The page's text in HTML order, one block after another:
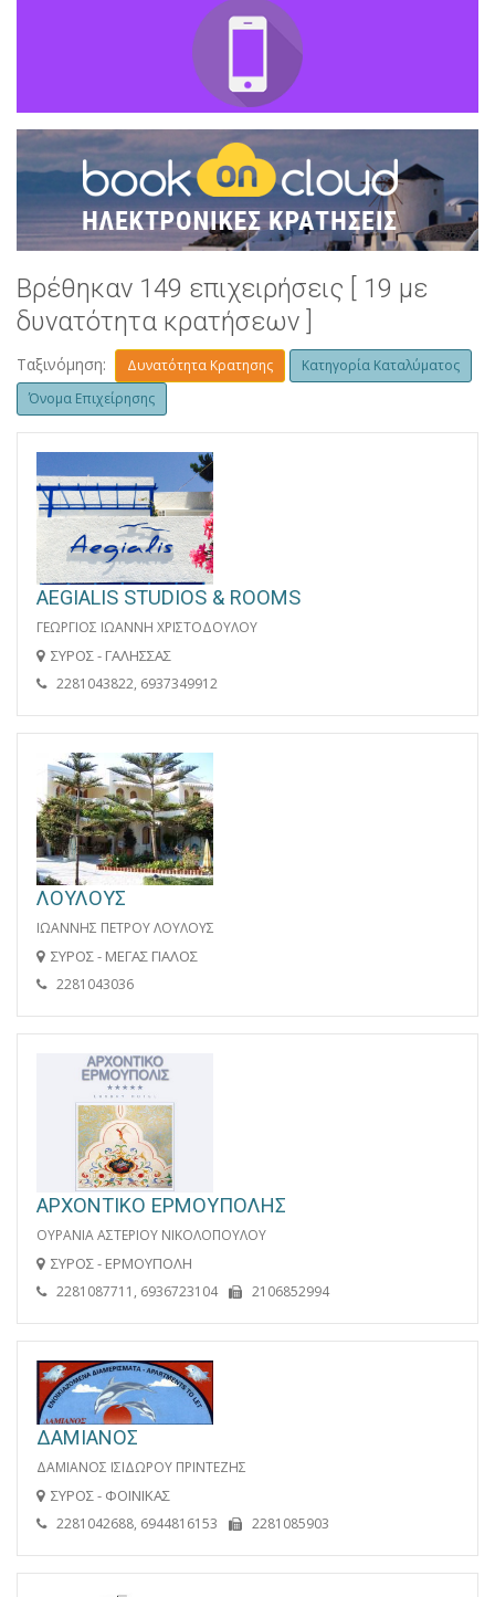
Βρέθηκαν 149 επιχειρήσεις [ 19 με
δυνατότητα κρατήσεων ]
Ταξινόμηση: Δυνατότητα Κρατησης
Κατηγορία Καταλύματος
Όνομα Επιχείρησης
AEGIALIS STUDIOS & ROOMS
ΓΕΩΡΓΙΟΣ ΙΩΑΝΝΗ ΧΡΙΣΤΟΔΟΥΛΟΥ
ΣΥΡΟΣ - ΓΑΛΗΣΣΑΣ
2281043822, 6937349912
ΛΟΥΛΟΥΣ
ΙΩΑΝΝΗΣ ΠΕΤΡΟΥ ΛΟΥΛΟΥΣ
ΣΥΡΟΣ - ΜΕΓΑΣ ΓΙΑΛΟΣ
2281043036
ΑΡΧΟΝΤΙΚΟ ΕΡΜΟΥΠΟΛΗΣ
ΟΥΡΑΝΙΑ ΑΣΤΕΡΙΟΥ ΝΙΚΟΛΟΠΟΥΛΟΥ
ΣΥΡΟΣ - ΕΡΜΟΥΠΟΛΗ
2281087711, 6936723104 2106852994
ΔΑΜΙΑΝΟΣ
ΔΑΜΙΑΝΟΣ IΣΙΔΩΡΟΥ ΠΡΙΝΤΕΖΗΣ
ΣΥΡΟΣ - ΦΟΙΝΙΚΑΣ
2281042688, 6944816153 2281085903